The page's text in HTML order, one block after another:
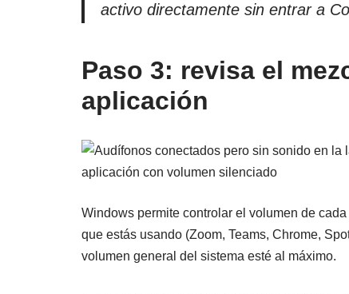
activo directamente sin entrar a
Paso 3: revisa el
aplicación
Windows permite controlar el volumen de
que estás usando (Zoom, Teams, Chrome,
volumen general del sistema esté al máximo.